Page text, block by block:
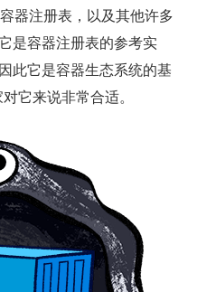
器注册表，以及其他许多
是容器注册表的参考实
此它是容器生态系统的基
它来说非常合适。